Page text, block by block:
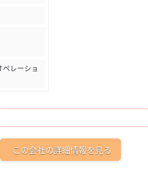
レーショ
この会社の詳細情報を見る